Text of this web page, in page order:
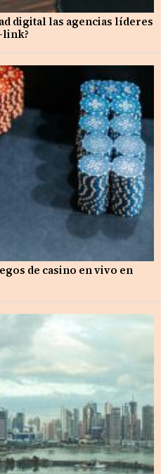
digital las agencias líderes
link?
de casino en vivo en